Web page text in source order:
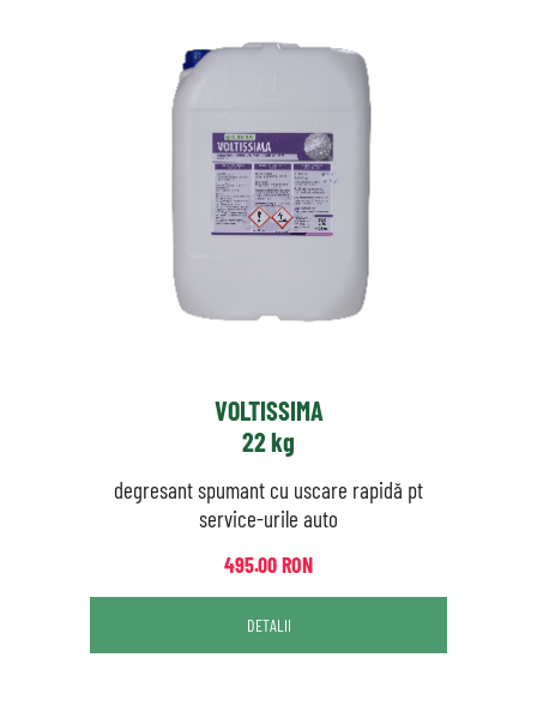
VOLTISSIMA
22 kg
degresant spumant cu uscare rapidă pt
service-urile auto
495.00 RON
DETALII